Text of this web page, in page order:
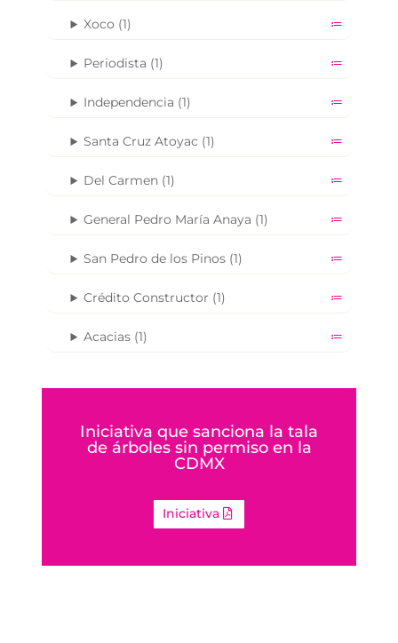
Xoco (1)
Periodista (1)
Independencia (1)
Santa Cruz Atoyac (1)
Del Carmen (1)
General Pedro María Anaya (1)
San Pedro de los Pinos (1)
Crédito Constructor (1)
Acacias (1)
Iniciativa que sanciona la tala
de árboles sin permiso en la
CDMX
Iniciativa